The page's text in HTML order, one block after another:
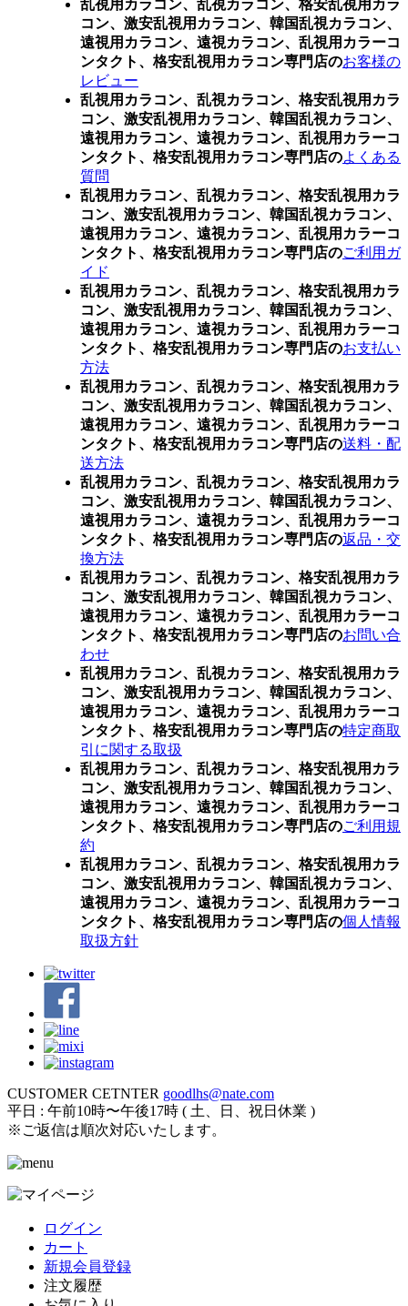
乱視用カラコン、乱視カラコン、格安乱視用カラ
コン、激安乱視用カラコン、韓国乱視カラコン、
遠視用カラコン、遠視カラコン、乱視用カラーコ
ンタクト、格安乱視用カラコン専門店のお客様の
レビュー
乱視用カラコン、乱視カラコン、格安乱視用カラ
コン、激安乱視用カラコン、韓国乱視カラコン、
遠視用カラコン、遠視カラコン、乱視用カラーコ
ンタクト、格安乱視用カラコン専門店のよくある
質問
乱視用カラコン、乱視カラコン、格安乱視用カラ
コン、激安乱視用カラコン、韓国乱視カラコン、
遠視用カラコン、遠視カラコン、乱視用カラーコ
ンタクト、格安乱視用カラコン専門店のご利用ガ
イド
乱視用カラコン、乱視カラコン、格安乱視用カラ
コン、激安乱視用カラコン、韓国乱視カラコン、
遠視用カラコン、遠視カラコン、乱視用カラーコ
ンタクト、格安乱視用カラコン専門店のお支払い
方法
乱視用カラコン、乱視カラコン、格安乱視用カラ
コン、激安乱視用カラコン、韓国乱視カラコン、
遠視用カラコン、遠視カラコン、乱視用カラーコ
ンタクト、格安乱視用カラコン専門店の送料・配
送方法
乱視用カラコン、乱視カラコン、格安乱視用カラ
コン、激安乱視用カラコン、韓国乱視カラコン、
遠視用カラコン、遠視カラコン、乱視用カラーコ
ンタクト、格安乱視用カラコン専門店の返品・交
換方法
乱視用カラコン、乱視カラコン、格安乱視用カラ
コン、激安乱視用カラコン、韓国乱視カラコン、
遠視用カラコン、遠視カラコン、乱視用カラーコ
ンタクト、格安乱視用カラコン専門店のお問い合
わせ
乱視用カラコン、乱視カラコン、格安乱視用カラ
コン、激安乱視用カラコン、韓国乱視カラコン、
遠視用カラコン、遠視カラコン、乱視用カラーコ
ンタクト、格安乱視用カラコン専門店の特定商取
引に関する取扱
乱視用カラコン、乱視カラコン、格安乱視用カラ
コン、激安乱視用カラコン、韓国乱視カラコン、
遠視用カラコン、遠視カラコン、乱視用カラーコ
ンタクト、格安乱視用カラコン専門店のご利用規
約
乱視用カラコン、乱視カラコン、格安乱視用カラ
コン、激安乱視用カラコン、韓国乱視カラコン、
遠視用カラコン、遠視カラコン、乱視用カラーコ
ンタクト、格安乱視用カラコン専門店の個人情報
取扱方針
CUSTOMER CETNTER goodlhs@nate.com
平日 : 午前10時〜午後17時 ( 土、日、祝日休業 )
※ご返信は順次対応いたします。
ログイン
カート
新規会員登録
注文履歴